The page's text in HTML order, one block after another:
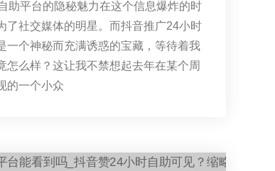
助平台的隐秘魅力在这个信息爆炸的时
了社交媒体的明星。而抖音推广24小时
一个神秘而充满诱惑的宝藏，等待着我
怎么样？这让我不禁想起去年在某个周
的一个小众